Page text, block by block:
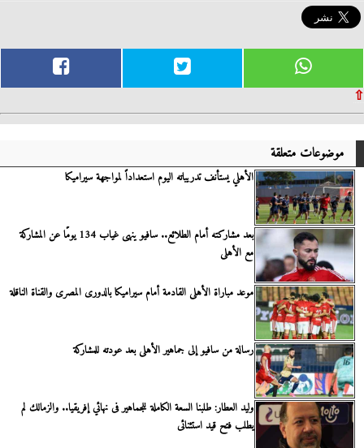
⇧
موضوعات متعلقة
الأهلي يستأنف تدريباته اليوم استعداداً لمواجهة سيراميكا
بعد مشاركته أمام الطلائع.. سافيو ينهى غياب 134 يومًا عن المشاركة
مع الأهلى
موعد مباراة الأهلى القادمة أمام سيراميكا بالدورى المصرى والقناة الناقلة
رسالة من سافيو إلى جماهير الأهلى بعد عودته للمشاركة
وليد العطار: طلبنا السعة الكاملة للجماهير فى نهائي إفريقيا.. والزمالك لم
يطلب فتح قيد استثنائى